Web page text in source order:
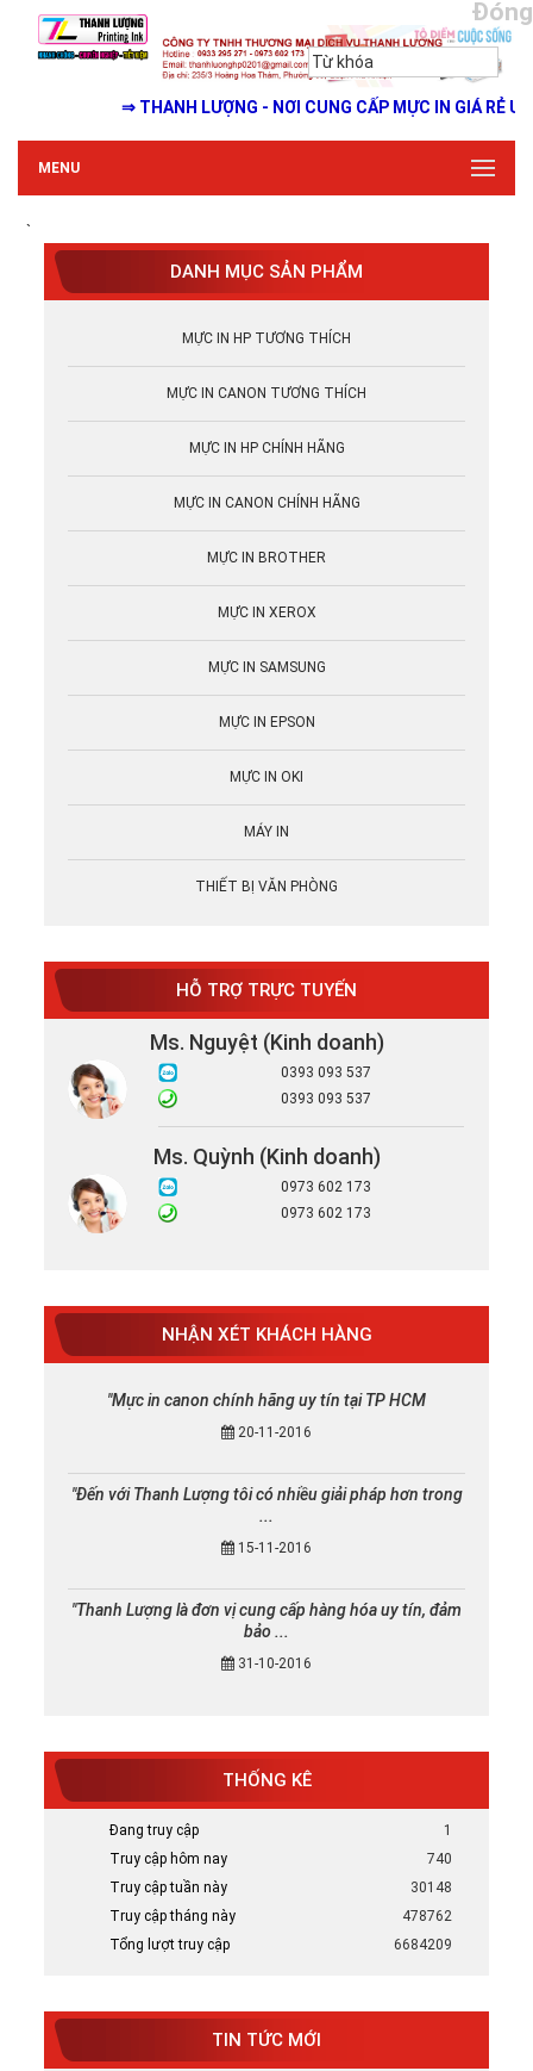
Đóng
⇒ THANH LƯỢNG - NƠI CUNG CẤP MỰC IN GIÁ RẺ UY
MENU
`
DANH MỤC SẢN PHẨM
MỰC IN HP TƯƠNG THÍCH
MỰC IN CANON TƯƠNG THÍCH
MỰC IN HP CHÍNH HÃNG
MỰC IN CANON CHÍNH HÃNG
MỰC IN BROTHER
MỰC IN XEROX
MỰC IN SAMSUNG
MỰC IN EPSON
MỰC IN OKI
MÁY IN
THIẾT BỊ VĂN PHÒNG
HỖ TRỢ TRỰC TUYẾN
Ms. Nguyệt (Kinh doanh)
0393 093 537
0393 093 537
Ms. Quỳnh (Kinh doanh)
0973 602 173
0973 602 173
NHẬN XÉT KHÁCH HÀNG
"Mực in canon chính hãng uy tín tại TP HCM
20-11-2016
"Đến với Thanh Lượng tôi có nhiều giải pháp hơn trong
...
15-11-2016
"Thanh Lượng là đơn vị cung cấp hàng hóa uy tín, đảm
bảo ...
31-10-2016
THỐNG KÊ
Đang truy cập
1
Truy cập hôm nay
740
Truy cập tuần này
30148
Truy cập tháng này
478762
Tổng lượt truy cập
6684209
TIN TỨC MỚI
Mực in canon chính hãng uy tín tại TP
Bán Mực in Canon chính hãng uy tín tại
Tại sao nên chọn mực in HP chính hãng
Mực in chính hãng giá rẻ